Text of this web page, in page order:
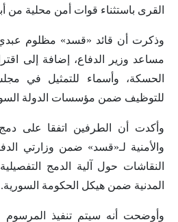
القرى باستثناء قوات أمن محلية من
وذكرت أن قائد «قسد» مظلوم
مساعد وزير الدفاع، إضافة إلى
الحسكة، وأسماء للتمثيل في
للتوظيف ضمن مؤسسات الدولة
وأكدت أن الطرفين اتفقا على
والأمنية لـ«قسد» ضمن وزارتي
النقاشات حول آلية الدمج
المدنية ضمن هيكل الحكومة السورية.